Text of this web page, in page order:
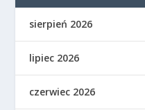
sierpień 2026
lipiec 2026
czerwiec 2026